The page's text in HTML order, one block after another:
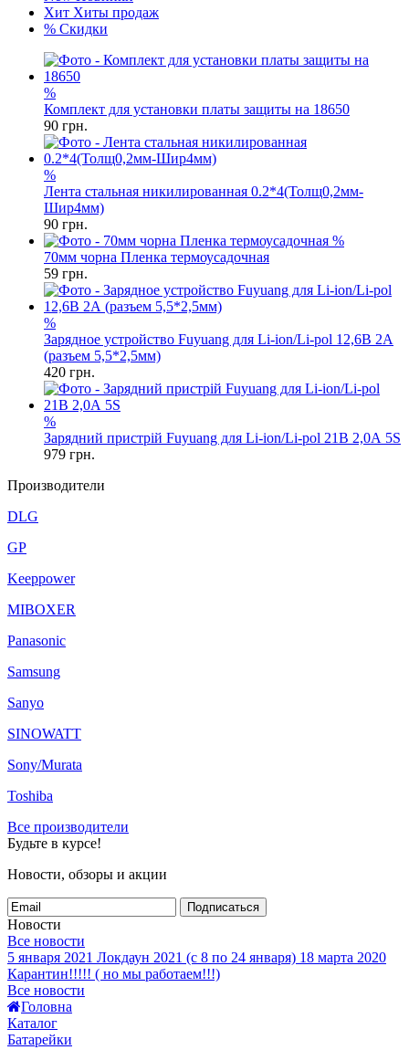
Хит Хиты продаж
% Скидки
%
Комплект для установки платы защиты на 18650
90 грн.
%
Лента стальная никилированная 0.2*4(Толщ0,2мм-
Шир4мм)
90 грн.
%
70мм чорна Пленка термоусадочная
59 грн.
%
Зарядное устройство Fuyuang для Li-ion/Li-pol 12,6В 2А
(разъем 5,5*2,5мм)
420 грн.
%
Зарядний пристрій Fuyuang для Li-ion/Li-pol 21В 2,0А 5S
979 грн.
Производители
DLG
GP
Keeppower
MIBOXER
Panasonic
Samsung
Sanyo
SINOWATT
Sony/Murata
Toshiba
Все производители
Будьте в курсе!
Новости, обзоры и акции
Подписаться
Новости
Все новости
5 января 2021 Локдаун 2021 (с 8 по 24 января) 18 марта 2020
Карантин!!!!! ( но мы работаем!!!)
Все новости
Головна
Каталог
Батарейки